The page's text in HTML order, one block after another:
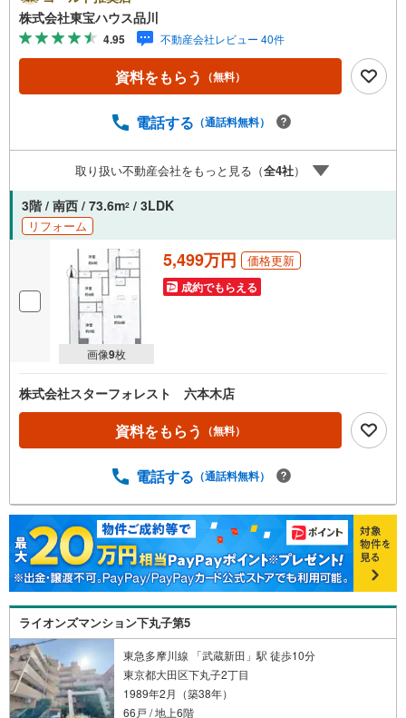
トを大切にしています。現地でしか分からないリアルな情
報も含めて、一緒に後悔しない住まい探しを進めていきま
しょう。まずはお気軽にご相談ください。【Yahoo！ 不動
産キャンペーン対象店舗】当店で物件を成約するとPayPay
ボーナスライトがもらえる「Yahoo！ 不動産 物件ご成約キ
予約をする」ボタンからお問い合わせください。※必ずYah
のご請求はお気軽にどうぞ♪お電話でのお問い合わせも常
時受け付けております！お気軽にお問い合わせください。
株式会社東宝ハウス品川
4.95 不動産会社レビュー 40件
資料をもらう （無料）
電話する （通話料無料）
取り扱い不動産会社をもっと見る（全4社）
3階 / 南西 / 73.6m2 / 3LDK
リフォーム
画像9枚
5,499万円 価格更新
成約でもらえる
株式会社スターフォレスト 六本木店
資料をもらう （無料）
電話する （通話料無料）
ライオンズマンション下丸子第5
東急多摩川線 「武蔵新田」駅 徒歩10分
東京都大田区下丸子2丁目
1989年2月（築38年）
66戸 / 地上6階